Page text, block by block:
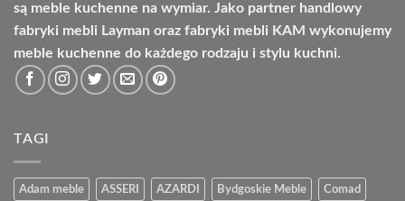
są meble kuchenne na wymiar. Jako partner handlowy
fabryki mebli Layman oraz fabryki mebli KAM wykonujemy
meble kuchenne do każdego rodzaju i stylu kuchni.
TAGI
Adam meble ASSERI AZARDI Bydgoskie Meble Comad